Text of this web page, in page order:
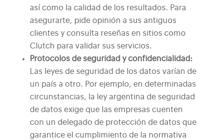
así como la calidad de los resultados. Para
asegurarte, pide opinión a sus antiguos
clientes y consulta reseñas en sitios como
Clutch para validar sus servicios.
Protocolos de seguridad y confidencialidad:
Las leyes de seguridad de los datos varían de
un país a otro. Por ejemplo, en determinadas
circunstancias, la ley argentina de seguridad
de datos exige que las empresas cuenten
con un delegado de protección de datos que
garantice el cumplimiento de la normativa